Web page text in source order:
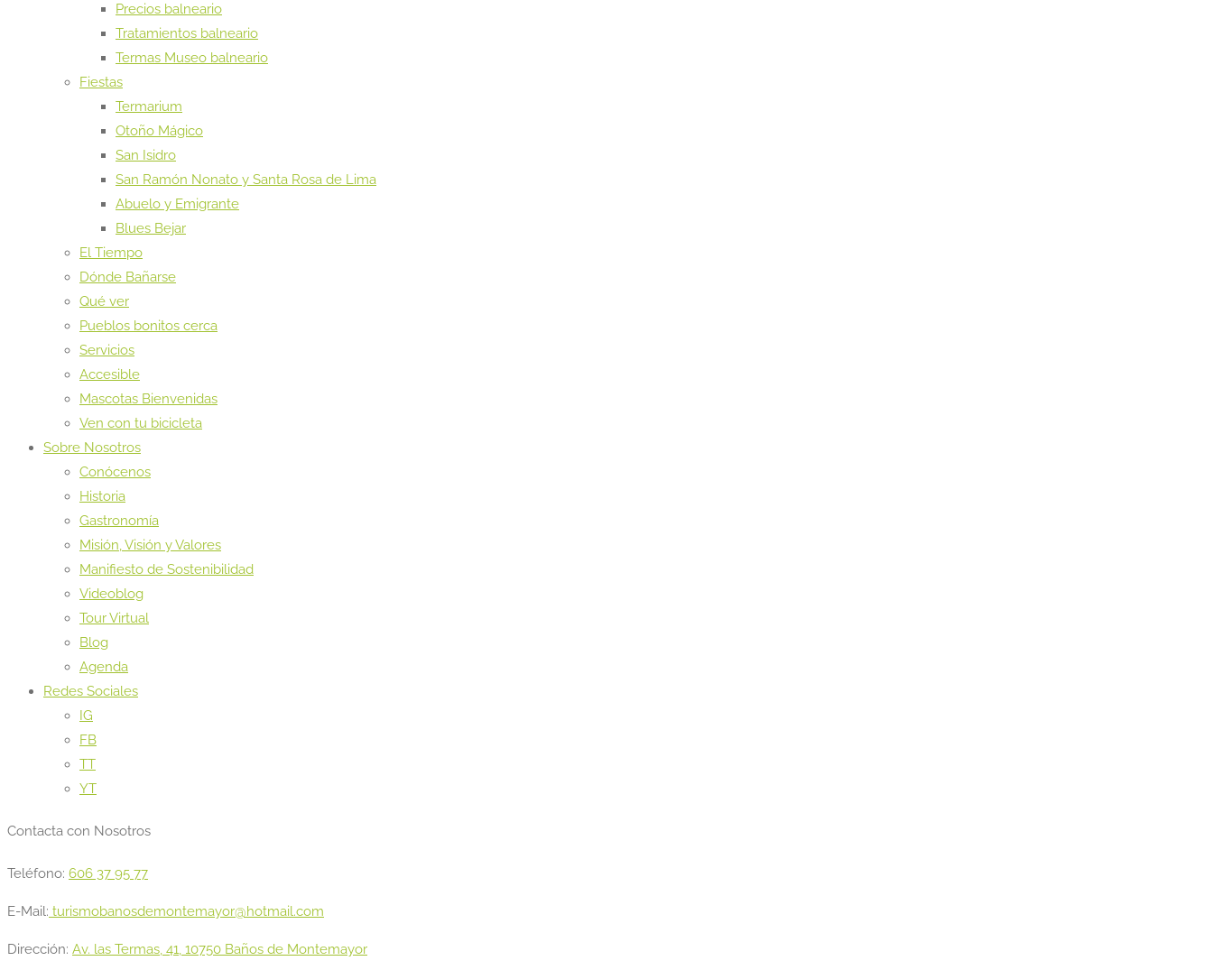
Precios balneario
Tratamientos balneario
Termas Museo balneario
Fiestas
Termarium
Otoño Mágico
San Isidro
San Ramón Nonato y Santa Rosa de Lima
Abuelo y Emigrante
Blues Bejar
El Tiempo
Dónde Bañarse
Qué ver
Pueblos bonitos cerca
Servicios
Accesible
Mascotas Bienvenidas
Ven con tu bicicleta
Sobre Nosotros
Conócenos
Historia
Gastronomía
Misión, Visión y Valores
Manifiesto de Sostenibilidad
Videoblog
Tour Virtual
Blog
Agenda
Redes Sociales
IG
FB
TT
YT
Contacta con Nosotros
Teléfono: 606 37 95 77
E-Mail: turismobanosdemontemayor@hotmail.com
Dirección: Av. las Termas, 41, 10750 Baños de Montemayor